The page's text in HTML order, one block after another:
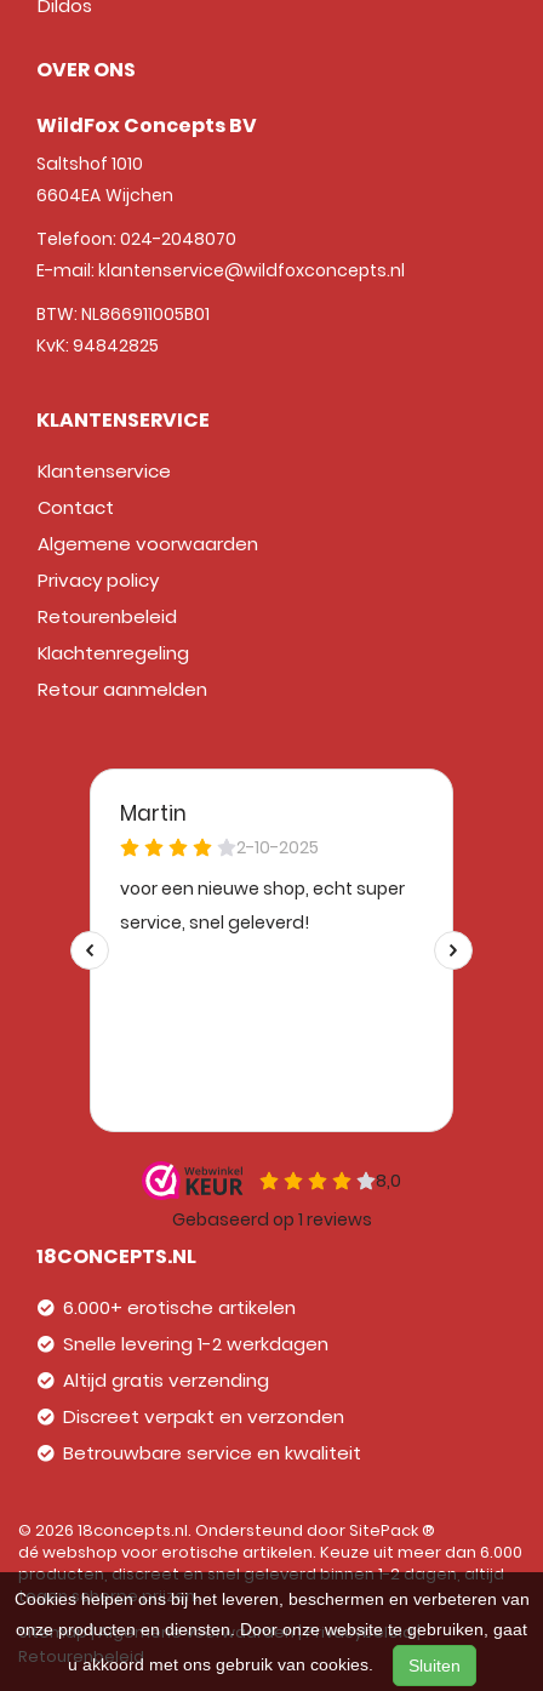
OVER ONS
WildFox Concepts BV
Saltshof 1010
6604EA Wijchen
Telefoon: 024-2048070
E-mail: klantenservice@wildfoxconcepts.nl
BTW: NL866911005B01
KvK: 94842825
KLANTENSERVICE
Klantenservice
Contact
Algemene voorwaarden
Privacy policy
Retourenbeleid
Klachtenregeling
Retour aanmelden
18CONCEPTS.NL
6.000+ erotische artikelen
Snelle levering 1-2 werkdagen
Altijd gratis verzending
Discreet verpakt en verzonden
Betrouwbare service en kwaliteit
© 2026 18concepts.nl. Ondersteund doorSitePack ®
dé webshop voor erotische artikelen. Keuze uit meer dan 6.000
producten, discreet en snel geleverd binnen 1-2 dagen, altijd
tegen scherpe prijzen.
Sitemap Algemene voorwaarden Privacybeleid
Retourenbeleid
Cookies helpen ons bij het leveren, beschermen en verbeteren van
onze producten en diensten. Door onze website te gebruiken, gaat
u akkoord met ons gebruik van cookies.
Sluiten